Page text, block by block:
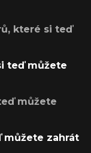
které si teď
teď můžete
můžete
můžete zahrát